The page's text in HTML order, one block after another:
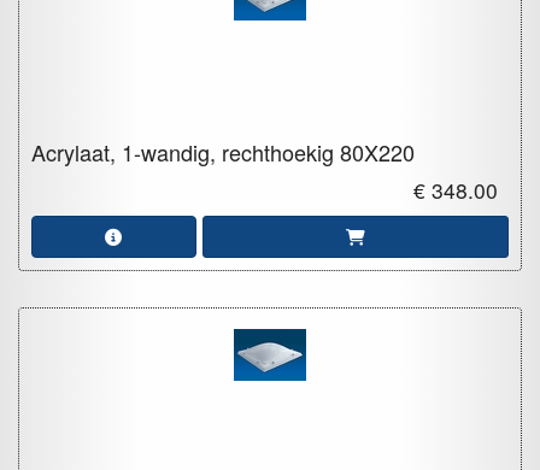
Acrylaat, 1-wandig, rechthoekig 80X220
€ 348.00